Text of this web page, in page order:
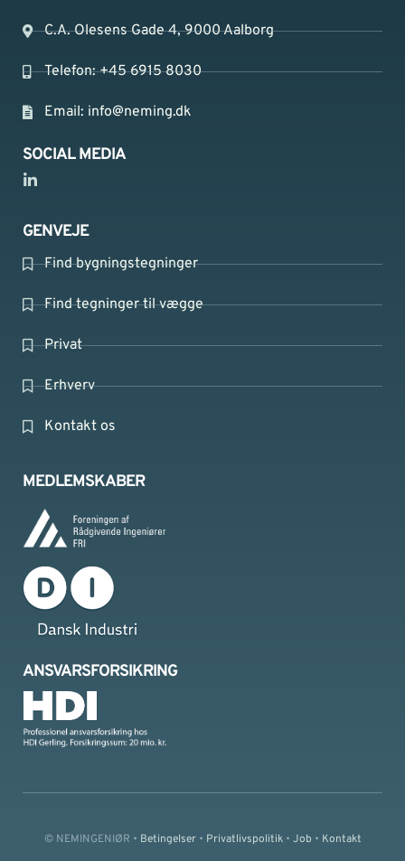
C.A. Olesens Gade 4, 9000 Aalborg
Telefon: +45 6915 8030
Email: info@neming.dk
SOCIAL MEDIA
GENVEJE
Find bygningstegninger
Find tegninger til vægge
Privat
Erhverv
Kontakt os
MEDLEMSKABER
ANSVARSFORSIKRING
© NEMINGENIØR • Betingelser• Privatlivspolitik• Job • Kontakt